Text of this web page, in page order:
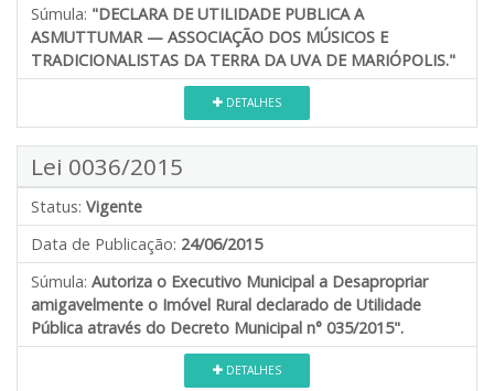
Súmula: "DECLARA DE UTILIDADE PUBLICA A
ASMUTTUMAR — ASSOCIAÇÃO DOS MÚSICOS E
TRADICIONALISTAS DA TERRA DA UVA DE MARIÓPOLIS."
DETALHES
Lei 0036/2015
Status: Vigente
Data de Publicação: 24/06/2015
Súmula: Autoriza o Executivo Municipal a Desapropriar
amigavelmente o Imóvel Rural declarado de Utilidade
Pública através do Decreto Municipal n° 035/2015".
DETALHES